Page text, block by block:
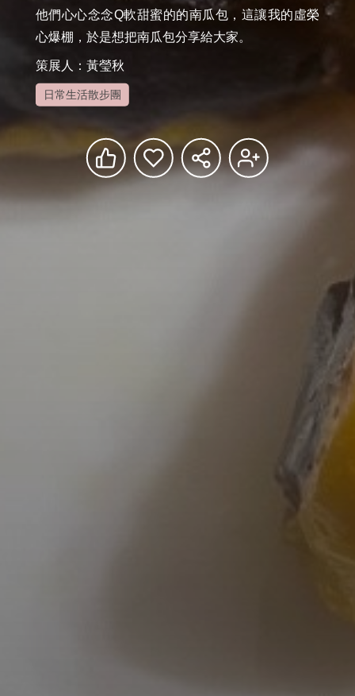
他們心心念念Q軟甜蜜的的南瓜包，這讓我的虛榮
心爆棚，於是想把南瓜包分享給大家。
策展人：黃瑩秋
日常生活散步團